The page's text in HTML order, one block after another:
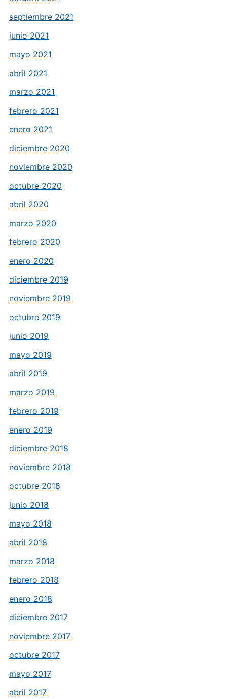
septiembre 2021
junio 2021
mayo 2021
abril 2021
marzo 2021
febrero 2021
enero 2021
diciembre 2020
noviembre 2020
octubre 2020
abril 2020
marzo 2020
febrero 2020
enero 2020
diciembre 2019
noviembre 2019
octubre 2019
junio 2019
mayo 2019
abril 2019
marzo 2019
febrero 2019
enero 2019
diciembre 2018
noviembre 2018
octubre 2018
junio 2018
mayo 2018
abril 2018
marzo 2018
febrero 2018
enero 2018
diciembre 2017
noviembre 2017
octubre 2017
mayo 2017
abril 2017